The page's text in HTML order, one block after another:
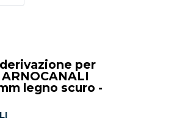
per
legno scuro -